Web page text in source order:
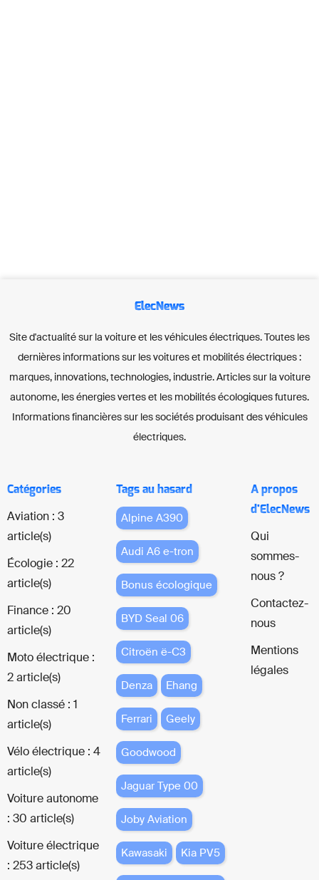
ElecNews
Site d'actualité sur la voiture et les véhicules électriques. Toutes les
dernières informations sur les voitures et mobilités électriques :
marques, innovations, technologies, industrie. Articles sur la voiture
autonome, les énergies vertes et les mobilités écologiques futures.
Informations financières sur les sociétés produisant des véhicules
électriques.
Catégories
Aviation : 3
article(s)
Écologie : 22
article(s)
Finance : 20
article(s)
Moto électrique :
2 article(s)
Non classé : 1
article(s)
Vélo électrique : 4
article(s)
Voiture autonome
: 30 article(s)
Voiture électrique
: 253 article(s)
Tags au hasard
Alpine A390
Audi A6 e-tron
Bonus écologique
BYD Seal 06
Citroën ë-C3
Denza Ehang
Ferrari Geely
Goodwood
Jaguar Type 00
Joby Aviation
Kawasaki Kia PV5
A propos
d'ElecNews
Qui
sommes-
nous ?
Contactez-
nous
Mentions
légales